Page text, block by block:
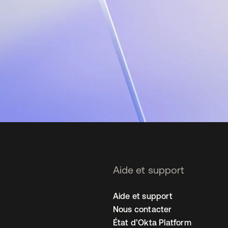
Aide et support
Aide et support
Nous contacter
État d’Okta Platform